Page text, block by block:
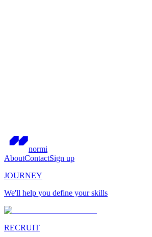
normi
AboutContactSign up
JOURNEY
We'll help you define your skills
RECRUIT